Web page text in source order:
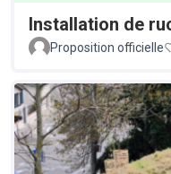
Installation de
Proposition officielle